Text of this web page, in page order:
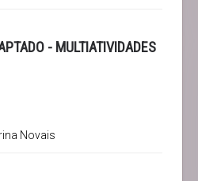
- MULTIATIVIDADES
Novais